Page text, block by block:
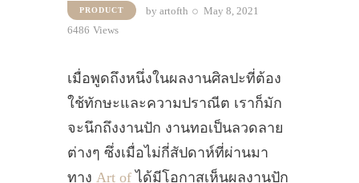
PRODUCT byartofth
May 8, 2021
6486 Views
เมื่อพูดถึงหนึ่งในผลงานศิลปะที่ต้อง
ใช้ทักษะและความปราณีต เราก็มัก
จะนึกถึงงานปัก งานทอเป็นลวดลาย
ต่างๆ ซึ่งเมื่อไม่กี่สัปดาห์ที่ผ่านมา
ทาง Art of ได้มีโอกาสเห็นผลงานปัก